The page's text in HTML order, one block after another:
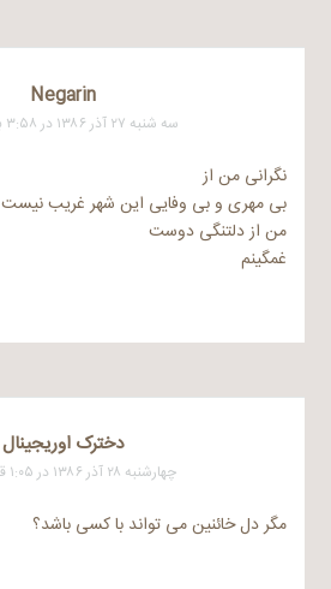
Negarin
سه شنبه ۲۷ آذر ۱۳۸۶ در ۳:۵۸ بعد از ظهر
نگرانی من از
بی مهری و بی وفایی این شهر غریب نیست
من از دلتنگی دوست
غمگینم
دخترک اوریجینال
چهارشنبه ۲۸ آذر ۱۳۸۶ در ۱:۰۵ قبل از ظهر
مگر دل خائنین می تواند با کسی باشد؟